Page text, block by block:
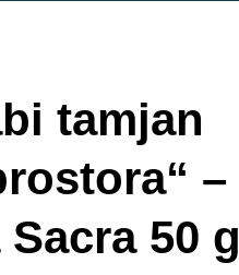
tamjan
–
50 g